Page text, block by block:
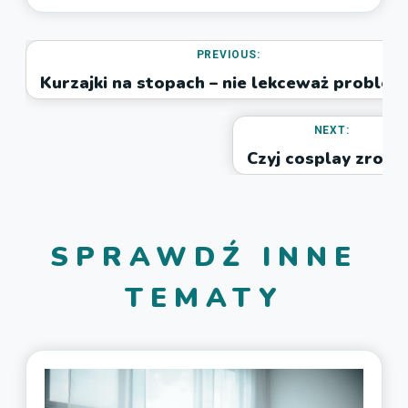
PREVIOUS:
Kurzajki na stopach – nie lekceważ
NEXT:
Czyj cosplay
SPRAWDŹ INNE
TEMATY